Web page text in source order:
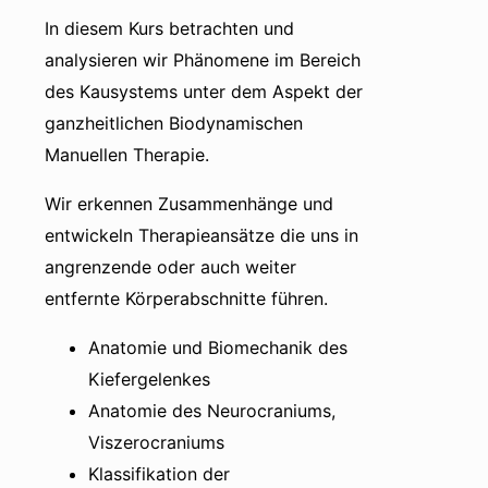
In diesem Kurs betrachten und
analysieren wir Phänomene im Bereich
des Kausystems unter dem Aspekt der
ganzheitlichen Biodynamischen
Manuellen Therapie.
Wir erkennen Zusammenhänge und
entwickeln Therapieansätze die uns in
angrenzende oder auch weiter
entfernte Körperabschnitte führen.
Anatomie und Biomechanik des
Kiefergelenkes
Anatomie des Neurocraniums,
Viszerocraniums
Klassifikation der